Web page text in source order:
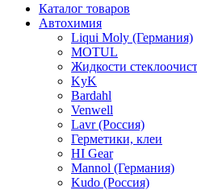
Каталог товаров
Автохимия
Liqui Moly (Германия)
MOTUL
Жидкости
KyK
Bardahl
Venwell
Lavr (Россия)
Герметики, клеи
HI Gear
Mannol (Германия)
Kudo (Россия)